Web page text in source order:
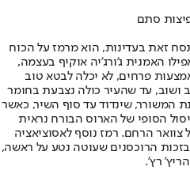
סתם
זאת בעדינות, הוא מרמז על הכוח
האמנית ג'ורג'יה אוקיף בעצמה,
פרחים, לא יכלה לבטא טוב
ושוב, עד שהעיר כולה נצבעת בחומר
המשורר, שינדוד עד סוף השיר, כאשר
הסופי של הארוס הבורח נראית
הרחם. רמז נוסף לאסוציאציה
הרוכסנים שעוטה נטע על ראשה,
רץ'.